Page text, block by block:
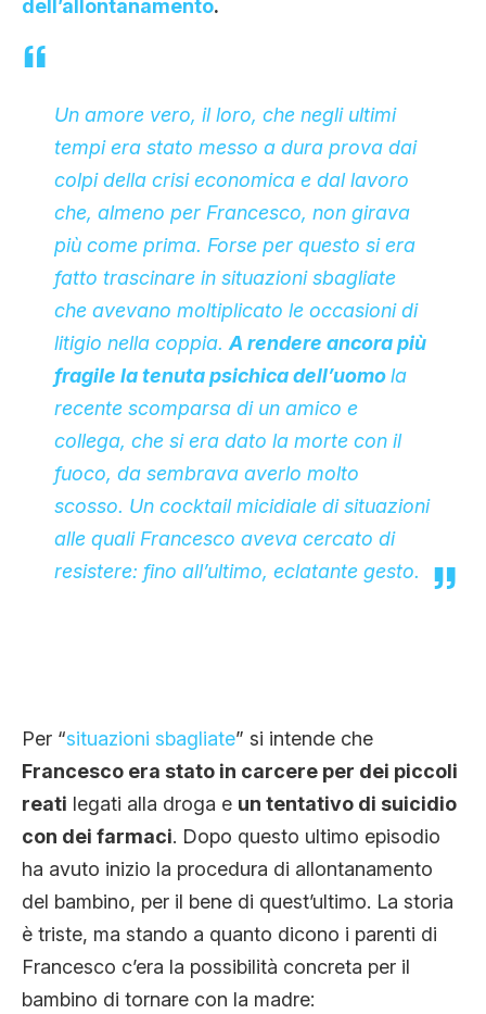
dell’allontanamento.
Un amore vero, il loro, che negli ultimi
tempi era stato messo a dura prova dai
colpi della crisi economica e dal lavoro
che, almeno per Francesco, non girava
più come prima. Forse per questo si era
fatto trascinare in situazioni sbagliate
che avevano moltiplicato le occasioni di
litigio nella coppia. A rendere ancora più
fragile la tenuta psichica dell’uomola
recente scomparsa di un amico e
collega, che si era dato la morte con il
fuoco, da sembrava averlo molto
scosso. Un cocktail micidiale di situazioni
alle quali Francesco aveva cercato di
resistere: fino all’ultimo, eclatante gesto.
Per “situazioni sbagliate” si intende che
Francesco era stato in carcere per dei piccoli
reati legati alla droga e un tentativo di suicidio
con dei farmaci. Dopo questo ultimo episodio
ha avuto inizio la procedura di allontanamento
del bambino, per il bene di quest’ultimo. La storia
è triste, ma stando a quanto dicono i parenti di
Francesco c’era la possibilità concreta per il
bambino di tornare con la madre: